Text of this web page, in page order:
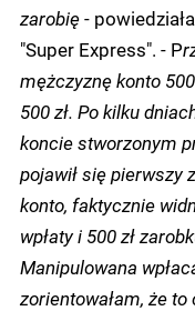
zarobię-
"Super Express". - P
mężczyznę konto
500 zł. Po kilku
koncie stworzonym
pojawił się pierwszy
konto, faktycznie
wpłaty i 500 zł
Manipulowana
zorientowałam, że